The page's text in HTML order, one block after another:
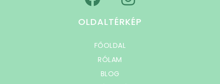
OLDALTÉRKÉP
FŐOLDAL
RÓLAM
BLOG